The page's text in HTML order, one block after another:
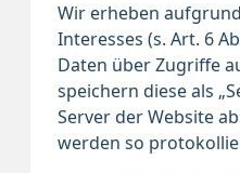
Wir erheben
Interesses (s. Art. 6
Daten über Zugriffe
speichern diese als
Server der Website
werden so